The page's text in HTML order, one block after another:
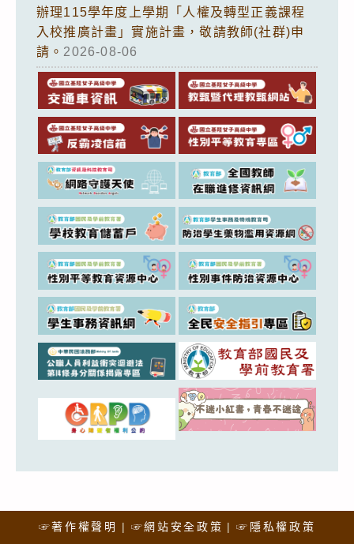
辦理115學年度上學期「人權及轉型正義課程
入校推廣計畫」實施計畫，敬請教師(社群)申
請。 2026-08-06
☞著作權聲明 ☞網站安全政策 ☞隱私權政策